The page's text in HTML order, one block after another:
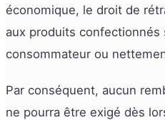
économique, le droit de
aux produits
consommateur ou
Par conséquent, aucun
ne pourra être exigé dès